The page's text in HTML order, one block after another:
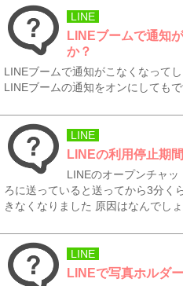
LINE
LINEブームで通知
か？
LINEブームで通知がこなくなって
LINEブームの通知をオンにしても
LINE
LINEの利用停止期
LINEのオープンチャッ
ろに送っていると送ってから3分く
きなくなりました 原因はなんでしょ
LINE
LINEで写真ホルダ